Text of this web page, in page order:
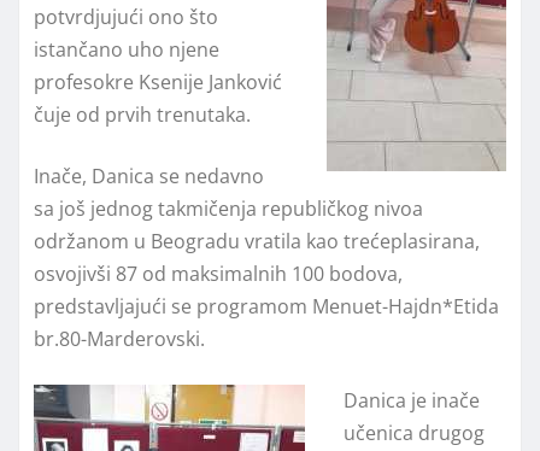
potvrdjujući ono što
istančano uho njene
profesokre Ksenije Janković
čuje od prvih trenutaka.
Inače, Danica se nedavno
sa još jednog takmičenja republičkog nivoa
održanom u Beogradu vratila kao trećeplasirana,
osvojivši 87 od maksimalnih 100 bodova,
predstavljajući se programom Menuet-Hajdn*Etida
br.80-Marderovski.
Danica je inače
učenica drugog